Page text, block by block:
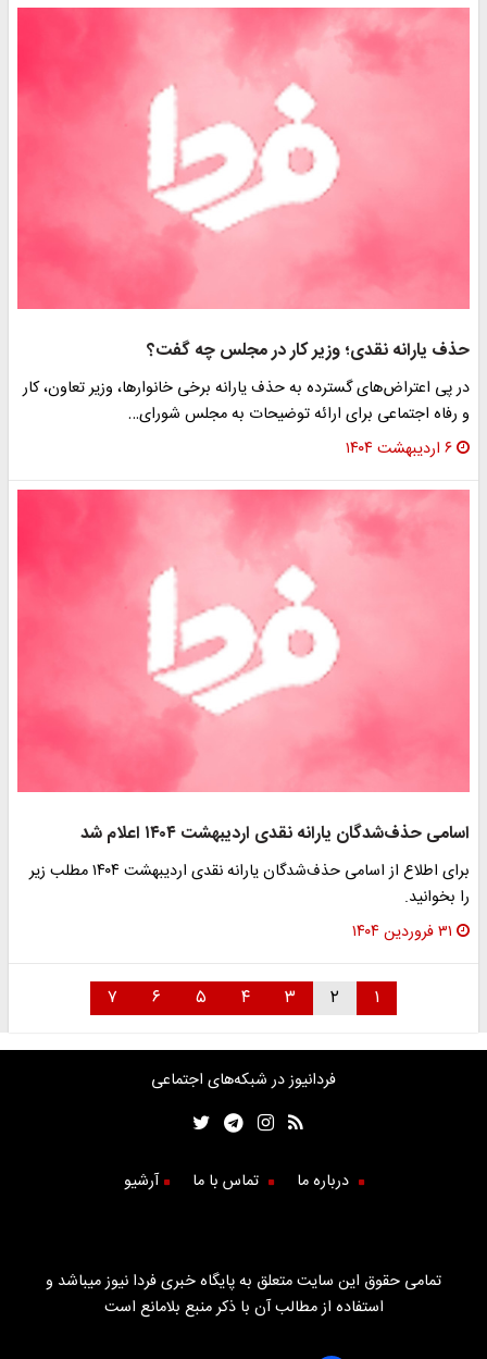
حذف یارانه‌ نقدی؛ وزیر کار در مجلس چه گفت؟
در پی اعتراض‌های گسترده به حذف یارانه برخی خانوارها، وزیر تعاون، کار
و رفاه اجتماعی برای ارائه توضیحات به مجلس شورای…
۶ اردیبهشت ۱۴۰۴
اسامی حذف‌شدگان یارانه نقدی اردیبهشت ۱۴۰۴ اعلام شد
برای اطلاع از اسامی حذف‌شدگان یارانه نقدی اردیبهشت ۱۴۰۴ مطلب زیر
را بخوانید.
۳۱ فروردین ۱۴۰۴
۱ ۲ ۳ ۴ ۵ ۶ ۷
فردانیوز در شبکه‌های اجتماعی
درباره ما تماس با ما آرشیو
تمامی حقوق این سایت متعلق به پایگاه خبری فردا نیوز میباشد و
استفاده از مطالب آن با ذکر منبع بلامانع است